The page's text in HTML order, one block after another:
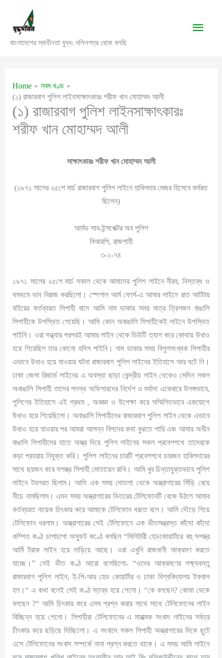
content
বাংলাদেশের স্বাধীনতা যুদ্ধ: দলিলপত্র থেকে বলছি
Main
Home
নবম খণ্ড
(১) রাজারবাগ পুলিশ লাইনসাক্ষাৎকারঃ শরীফ খান মোহাম্মদ আলী
(১) রাজারবাগ পুলিশ লাইনসাক্ষাৎকারঃ
শরীফ খান মোহাম্মদ আলী
সাক্ষাৎকারঃ শরীফ খান মোহাম্মদ আলী
(১৯৭১ সালের ২৫শে মার্চ রাজারবাগ পুলিশ লাইনে হাবিলদার মেজর হিসেবে কর্মরত
ছিলেন)
আর্মড সাব-ইন্সপেক্টর অব পুলিশ
বিআরপি, রাজশাহী
৩-২-৭৪
১৯৭১ সালের ২৫শে মার্চ সকাল থেকে আমাদের পুলিশ লাইনে নীরব, নিস্তব্ধ ও
থমথমে ভাব বিরাজ করছিলো। স্পেশাল আর্ম ফোর্স-এ আমার লাইনে রাত আটটায়
বাইরের কর্তব্যরত সিপাহী বাদে আমি নাম ডাকার সময় মাত্র ত্রিশজন বাঙালি
সিপাহীকে উপস্থিত পেয়েছি। আমি কোন অবাঙালি সিপাহীকেই লাইনে উপস্থিত
পাইনি। ওরা সন্ধ্যার পরপরই আমার লাইন থেকে ডিউটি ত্যাগ করে কোথায় উধাও
হয়ে গিয়েছিল তার কোনো হদিস পাইনি। নাম ডাকার সময় বিপুলসংখ্যক সিপাহীর
এভাবে উধাও হয়ে যাওয়ার ঘটনা রাজারবাগ পুলিশ লাইনের ইতিহাসে আর ঘটে নি।
ঢাকা জেলা রিজার্ভ লাইনের এ অবস্থা ছাড়া কেন্দ্রীয় লাইন থেকেও সেদিন সকল
অবাঙালি সিপাহী তাদের পদস্থ অফিসারদের নির্দেশ ও মর্যাদা একেবারে উলঙ্গভাবে,
পুলিশের ইতিহাসে এই প্রথম , অবজ্ঞা ও উপেক্ষা করে সম্মিলিতভাবে একযোগে
উধাও হয়ে গিয়েছিলো। অবাঙালি সিপাহীদের রাজারবাগ পুলিশ লাইন থেকে এভাবে
উধাও হয়ে যাওয়ার পর আমরা আসন্ন বিপদের কথা বুঝতে পারি এবং আমার অধীন
বাঙালি সিপাহীদের হাতে অস্ত্র দিয়ে পুলিশ লাইনের সকল প্রবেশপথে তাদেরকে
কড়া প্রহরায় নিযুক্ত করি। পুলিশ লাইনের চারটি প্রবেশপথে চারজন হাবিলদারের
সাথে ছয়জন করে সশস্ত্র সিপাহী মোতায়েন রাখি। আমি খুব চিন্তাযুক্তভাবে পুলিশ
লাইনে টহলরত ছিলাম। আমি এক সময় দোতলা থেকে অস্ত্রাগারের সিঁড়ি বেয়ে
নীচে নামছিলাম। এমন সময় অস্ত্রাগারের ভিতরের টেলিফোনটি বেজে উঠলে আমার
কর্তব্যরত নায়েক চিৎকার করে আমাকে টেলিফোন ধরতে বলে। আমি দৌড়ে গিয়ে
টেলিফোন ধরলাম। অস্ত্রাগারের সেই টেলিফোনে এক ভীতসন্ত্রস্ত কাঁদো কাঁদো
কম্পিত কণ্ঠ চাপাচাপা অস্ফুট কণ্ঠে বলছিল “মিলিটারী হেডকোয়ার্টারে বহু সশস্ত্র
আর্মি ট্রাক লাইন হয়ে দাড়িয়ে আছে। ওরা এখুনি রাজধানী আক্রমণ করতে
যাচ্ছে।” সেই ভীত কণ্ঠ আরো বলেছিলো- “ওদের আক্রমণের লক্ষ্যবস্তু
রাজারবাগ পুলিশ লাইন, ই-পি-আর হেড কোয়ার্টার ও ঢাকা বিশ্ববিদ্যালয় ইকবাল
হল।“ এ কথা বলেই সেই কণ্ঠ স্তব্ধ হয়ে গেলো। “কে বলছেন? কোথা থেকে
বলছেন ?“ আমি চিৎকার করে এসব প্রশ্ন করার সাথে সাথে টেলিফোনের লাইন
বিচ্ছিন্ন হয়ে গেলো। সিপাহীরা টেলিফোনের এ মারাত্মক সংবাদ লাইনের সর্বত্র
চীৎকার করে ছড়িয়ে দিচ্ছিলো। এ সংবাদে সকল সিপাহী অস্ত্রাগারের দিকে ছুটে
এসে টেলিফোনের সংবাদ সম্পর্কে নানা প্রশ্ন করতে থাকে। এ সময় আমি লাইনে